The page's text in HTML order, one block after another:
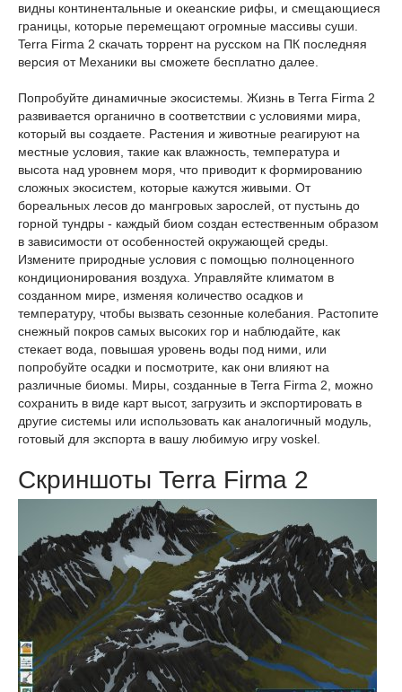
видны континентальные и океанские рифы, и смещающиеся
границы, которые перемещают огромные массивы суши.
Terra Firma 2 скачать торрент на русском на ПК последняя
версия от Механики вы сможете бесплатно далее.
Попробуйте динамичные экосистемы. Жизнь в Terra Firma 2
развивается органично в соответствии с условиями мира,
который вы создаете. Растения и животные реагируют на
местные условия, такие как влажность, температура и
высота над уровнем моря, что приводит к формированию
сложных экосистем, которые кажутся живыми. От
бореальных лесов до мангровых зарослей, от пустынь до
горной тундры - каждый биом создан естественным образом
в зависимости от особенностей окружающей среды.
Измените природные условия с помощью полноценного
кондиционирования воздуха. Управляйте климатом в
созданном мире, изменяя количество осадков и
температуру, чтобы вызвать сезонные колебания. Растопите
снежный покров самых высоких гор и наблюдайте, как
стекает вода, повышая уровень воды под ними, или
попробуйте осадки и посмотрите, как они влияют на
различные биомы. Миры, созданные в Terra Firma 2, можно
сохранить в виде карт высот, загрузить и экспортировать в
другие системы или использовать как аналогичный модуль,
готовый для экспорта в вашу любимую игру voskel.
Скриншоты Terra Firma 2